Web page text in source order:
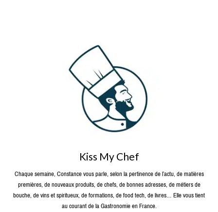
Kiss My Chef
Chaque semaine, Constance vous parle, selon la pertinence de l’actu, de matières
premières, de nouveaux produits, de chefs, de bonnes adresses, de métiers de
bouche, de vins et spiritueux, de formations, de food tech, de livres… Elle vous tient
au courant de la Gastronomie en France.